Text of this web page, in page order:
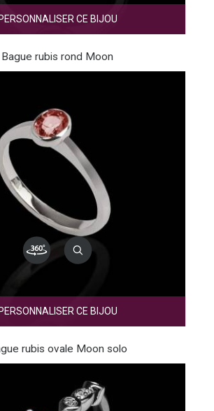
PERSONNALISER CE BIJOU
Bague rubis rond Moon
PERSONNALISER CE BIJOU
rubis ovale Moon solo